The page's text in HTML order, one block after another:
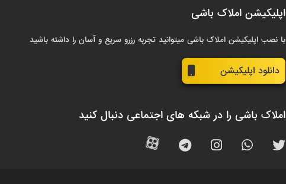
اپلیکیشن املاک باشی
با نصب اپلیکیشن املاک باشی میتوانید تجربه رزرو سریع و آسان را داشته باشید
دانلود اپلیکیشن
املاک باشی را در شبکه های اجتماعی دنبال کنید